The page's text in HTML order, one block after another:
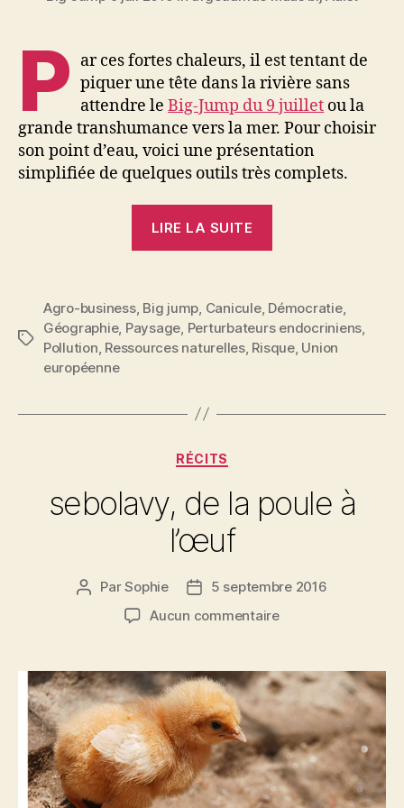
P ar ces fortes chaleurs, il est tentant de
piquer une tête dans la rivière sans
attendre leBig-Jump du 9 juillet ou la
grande transhumance vers la mer. Pour choisir
son point d’eau, voici une présentation
simplifiée de quelques outils très complets.
LIRE LA SUITE
Eaux
des
rivières
eaux
Étiquettes
Agro-business, Big jump Canicule, Démocratie,
Géographie, Paysage Perturbateurs endocriniens
Pollution Ressources naturelles, Risque, Union
européenne
Catégories
RÉCITS
sebolavy, de la poule à
l’œuf
Auteur
l’article
ParSophie
Date5 septembre 2016
Aucun commentairesur
la
poule
à
l’œuf